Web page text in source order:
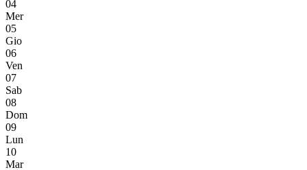
04
Mer
05
Gio
06
Ven
07
Sab
08
Dom
09
Lun
10
Mar